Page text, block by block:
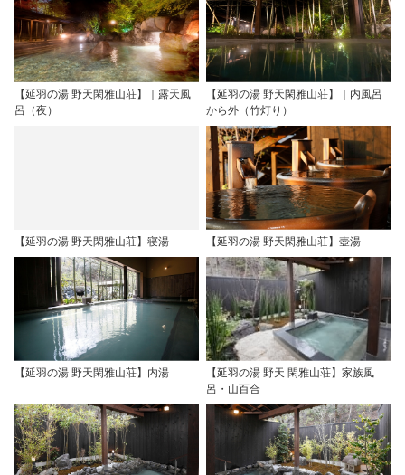
【延羽の湯 野天閑雅山荘】｜露天風
呂（夜）
【延羽の湯 野天閑雅山荘】｜内風呂
から外（竹灯り）
【延羽の湯 野天閑雅山荘】寝湯 【延羽の湯 野天閑雅山荘】壺湯
【延羽の湯 野天閑雅山荘】内湯
【延羽の湯 野天 閑雅山荘】家族風
呂・山百合